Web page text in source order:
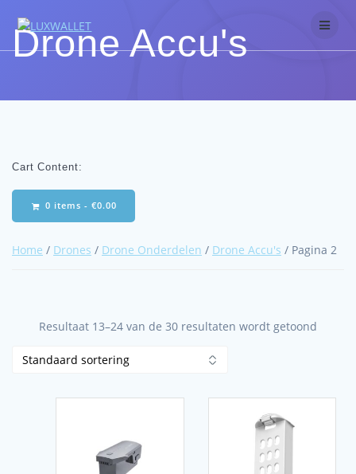
content
Drone Accu's
Cart Content:
0 items - €0.00
Home / Drones / Drone Onderdelen / Drone Accu's / Pagina 2
Resultaat 13–24 van de 30 resultaten wordt getoond